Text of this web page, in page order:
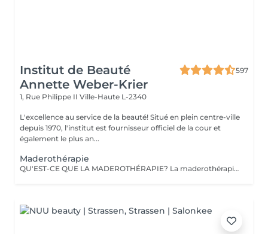
Institut de Beauté
Annette Weber-Krier
597
1, Rue Philippe II Ville-Haute L-2340
L'excellence au service de la beauté! Situé en plein centre-ville
depuis 1970, l'institut est fournisseur officiel de la cour et
également le plus an...
Maderothérapie
QU'EST-CE QUE LA MADEROTHÉRAPIE? La maderothérapie c'est une technique de massage issue de la médecine orientale et qui consiste en l'application d'un massage corporel ou facial avec des instruments en bois, ce qui permet un remodelage complet. Les différentes formes et tailles de ces instruments permettent d'appliquer le massage avec plus ou moins d'intensité, en plus de l'adapter aux différentes parties du corps. De nos jours, ce type de massage peut être appliqué sur pratiquement tout le corps : jambes, abdomen, taille, flancs, dos et bras, ainsi que sur le visage et une partie du cou (double menton). Un des grands avantages de ce traitement c'est qu'il est totalement naturel puisqu'il est réalisé avec des instruments en bois et qu'il est non-invasif. Objectifs: Réduire la graisse et la cellulite. Activer la circulation sanguine et lymphatique. Réduire le contour et modeler la silhouette. Drainer et tonifier la peau. Créer également un effet relaxant sur la musculature. Fournir une hydratation supplémentaire à la peau. Stimuler l'équilibre énergétique. LA MADEROTHÉRAPIE FACIALE c'est un complément parfait des traitements de rajeunissement, qui : a des effets raffermissants et tonifiants, active la circulation sanguine et lymphatique du visage, contribuant ainsi à améliorer l'apparence de la peau, active la production de collagène et d'élastine, agit également sur les muscles du visage, apportant de la tonicité .